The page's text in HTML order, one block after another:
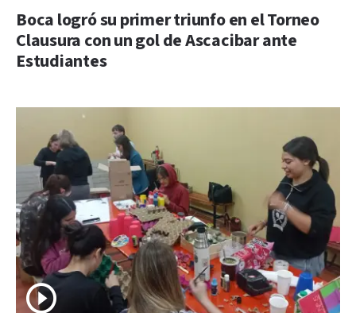
Boca logró su primer triunfo en el Torneo
Clausura con un gol de Ascacibar ante
Estudiantes